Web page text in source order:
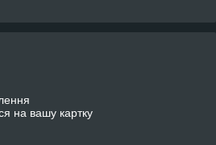
на вашу картку